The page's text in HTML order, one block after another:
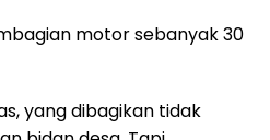
motor sebanyak 30
yang dibagikan tidak